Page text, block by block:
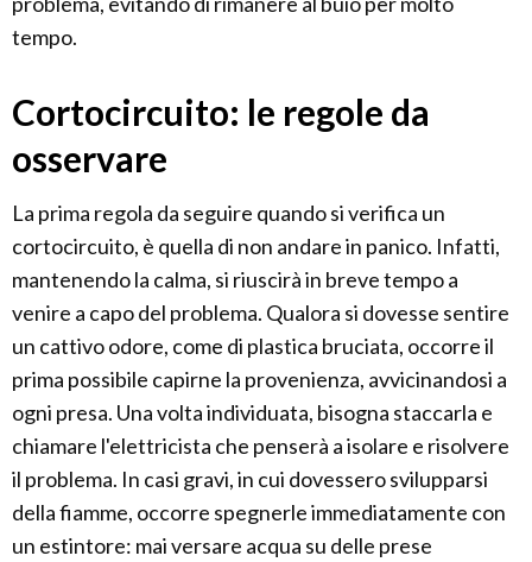
tempo.
Cortocircuito: le regole da
osservare
La prima regola da seguire quando si verifica un
cortocircuito, è quella di non andare in panico. Infatti,
mantenendo la calma, si riuscirà in breve tempo a
venire a capo del problema. Qualora si dovesse sentire
un cattivo odore, come di plastica bruciata, occorre il
prima possibile capirne la provenienza, avvicinandosi a
ogni presa. Una volta individuata, bisogna staccarla e
chiamare l'elettricista che penserà a isolare e risolvere
il problema. In casi gravi, in cui dovessero svilupparsi
della fiamme, occorre spegnerle immediatamente con
un estintore: mai versare acqua su delle prese